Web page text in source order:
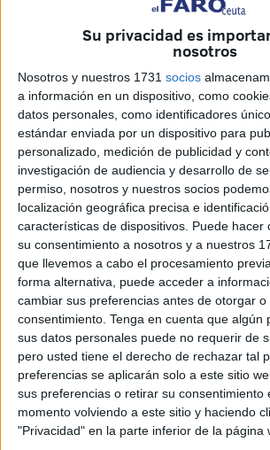
Su privacidad es
nosotros
Nosotros y nuestros 1731 socios
a información en un dispositivo, como
datos personales, como identificadores
estándar enviada por un dispositivo para
personalizado, medición de publicidad y
investigación de audiencia y desarrollo de
permiso, nosotros y nuestros socios
localización geográfica precisa e
características de dispositivos. Puede hacer
su consentimiento a nosotros y a nuestros
que llevemos a cabo el procesamiento
forma alternativa, puede acceder a
cambiar sus preferencias antes de otorgar o
consentimiento. Tenga en cuenta que algún
sus datos personales puede no requerir de
pero usted tiene el derecho de rechazar tal
preferencias se aplicarán solo a este sitio
sus preferencias o retirar su consentimiento
momento volviendo a este sitio y haciendo
"Privacidad" en la parte inferior de la página
En las oficinas centrales de la
Ceuta (APC), organismo dependiente
Transportes, Movilidad y Agenda
el acto de firma de escrituras ante
situada en la zona portuaria para su
transmisión a Red Eléctrica para
interconexión eléctrica entre la
Este prevé la implantación de diversas
concretamente la nueva subestación
servirá para integrar el sistema eléctrico
peninsular, fortaleciendo así el
autónoma y favoreciendo la
renovables.